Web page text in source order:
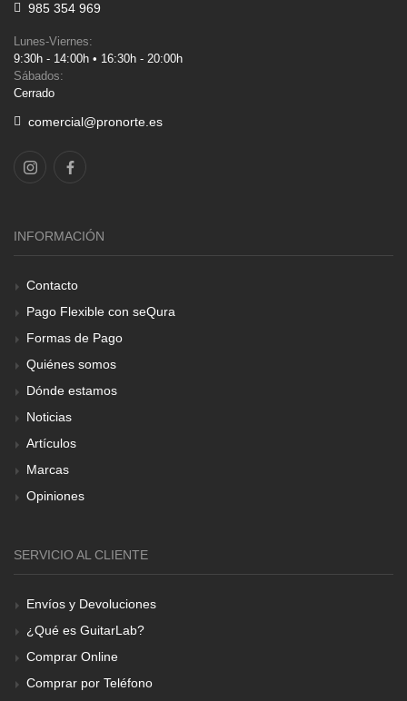
985 354 969
Lunes-Viernes:
9:30h - 14:00h • 16:30h - 20:00h
Sábados:
Cerrado
comercial@pronorte.es
INFORMACIÓN
Contacto
Pago Flexible con seQura
Formas de Pago
Quiénes somos
Dónde estamos
Noticias
Artículos
Marcas
Opiniones
SERVICIO AL CLIENTE
Envíos y Devoluciones
¿Qué es GuitarLab?
Comprar Online
Comprar por Teléfono